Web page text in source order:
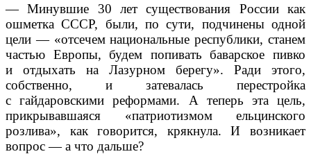
— Минувшие 30 лет существования России как
ошметка СССР, были, по сути, подчинены одной
цели — «отсечем национальные республики, станем
частью Европы, будем попивать баварское пивко
и отдыхать на Лазурном берегу». Ради этого,
собственно, и затевалась перестройка
с гайдаровскими реформами. А теперь эта цель,
прикрывавшаяся «патриотизмом ельцинского
розлива», как говорится, крякнула. И возникает
вопрос — а что дальше?